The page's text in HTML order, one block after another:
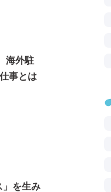
海外駐
事とは
」を生み